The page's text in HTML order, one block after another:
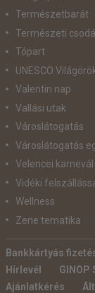
Természetbarát
Természeti
Tópart
UNESCO
Valentin nap
Vallási utak
Városlátogatás
Városlátogatás
Velencei karnevál
Vidéki
Wellness
Zene tematika
Bankkártyás
Hírlevél
GINOP
Ajánlatkérés